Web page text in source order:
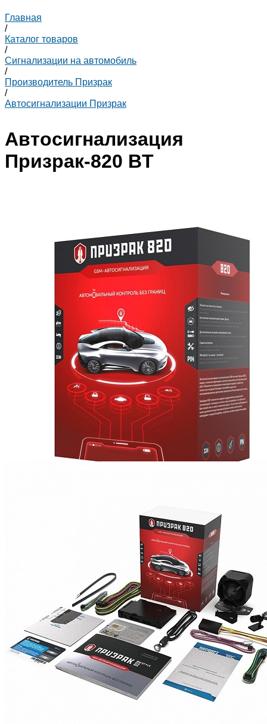
Главная
/
Каталог товаров
/
Сигнализации на автомобиль
/
Производитель Призрак
/
Автосигнализации Призрак
Автосигнализация
Призрак-820 BT